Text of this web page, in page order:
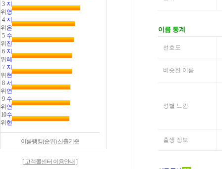
3
위
지
영
4
위
지
은
5
위
수
진
6
위
지
혜
7
위
지
현
8
위
서
연
9
위
수
연
10
위
수
현
이름랭킹(순위) 산출기준
[ 고객콜센터 이용안내 ]